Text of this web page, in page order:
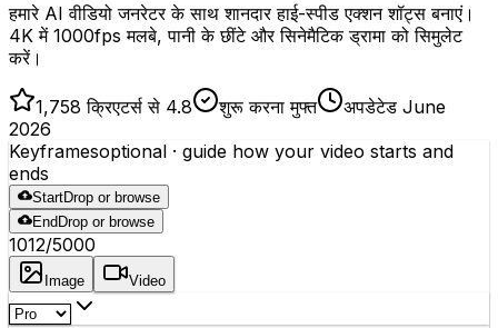
हमारे AI वीडियो जनरेटर के साथ शानदार हाई-स्पीड एक्शन शॉट्स बनाएं।
4K में 1000fps मलबे, पानी के छींटे और सिनेमैटिक ड्रामा को सिमुलेट
करें।
1,758 क्रिएटर्स से 4.8 शुरू करना मुफ्त
अपडेटेड June
2026
Keyframesoptional · guide how your video starts and
ends
StartDrop or browse
End Drop or browse
1012/5000
Image Video